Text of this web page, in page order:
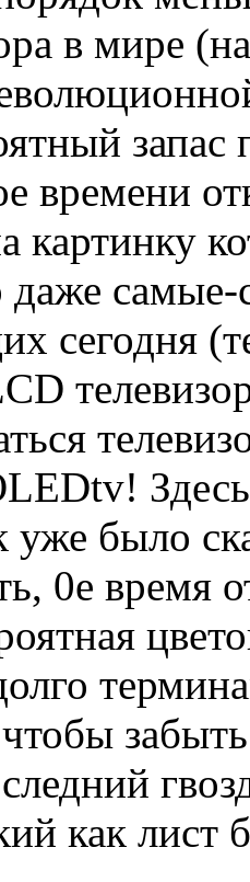
в мире
запас
времени
картинку
даже
сегодня
tv!
было
0е время
чтобы
как лист